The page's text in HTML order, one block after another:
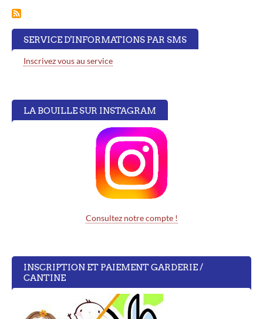
SERVICE D'INFORMATIONS PAR SMS
Inscrivez vous au service
LA BOUILLE SUR INSTAGRAM
Consultez notre compte !
INSCRIPTION ET PAIEMENT GARDERIE /
CANTINE